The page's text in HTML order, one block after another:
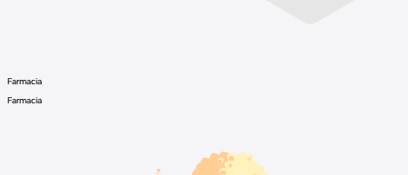
Farmacia
Farmacia